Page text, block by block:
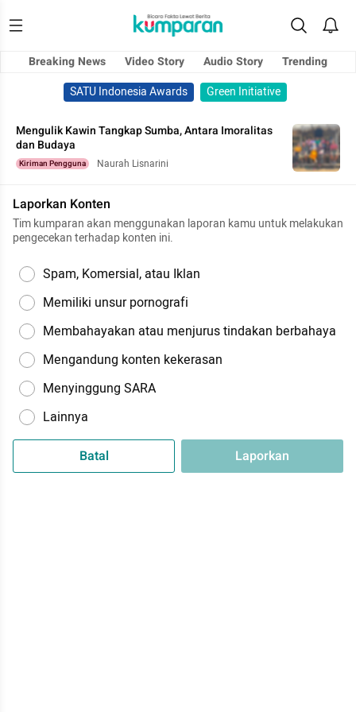
Breaking News Video Story Audio Story
Trending
SATU Indonesia Awards
Green Initiative
Mengulik Kawin Tangkap Sumba, Antara Imoralitas
dan Budaya
Kiriman Pengguna Naurah Lisnarini
Laporkan Konten
Tim kumparan akan menggunakan laporan kamu untuk melakukan
pengecekan terhadap konten ini.
Spam, Komersial, atau Iklan
Memiliki unsur pornografi
Membahayakan atau menjurus tindakan berbahaya
Mengandung konten kekerasan
Menyinggung SARA
Lainnya
Batal Laporkan